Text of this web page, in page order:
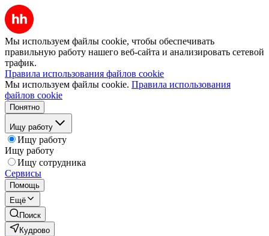
Мы используем файлы cookie, чтобы обеспечивать
правильную работу нашего веб-сайта и анализировать сетевой
трафик.
Правила использования файлов cookie
Мы используем файлы cookie. Правила использования
файлов cookie
Понятно
Ищу работу
Ищу работу
Ищу работу
Ищу сотрудника
Сервисы
Помощь
Ещё
Поиск
Кудрово